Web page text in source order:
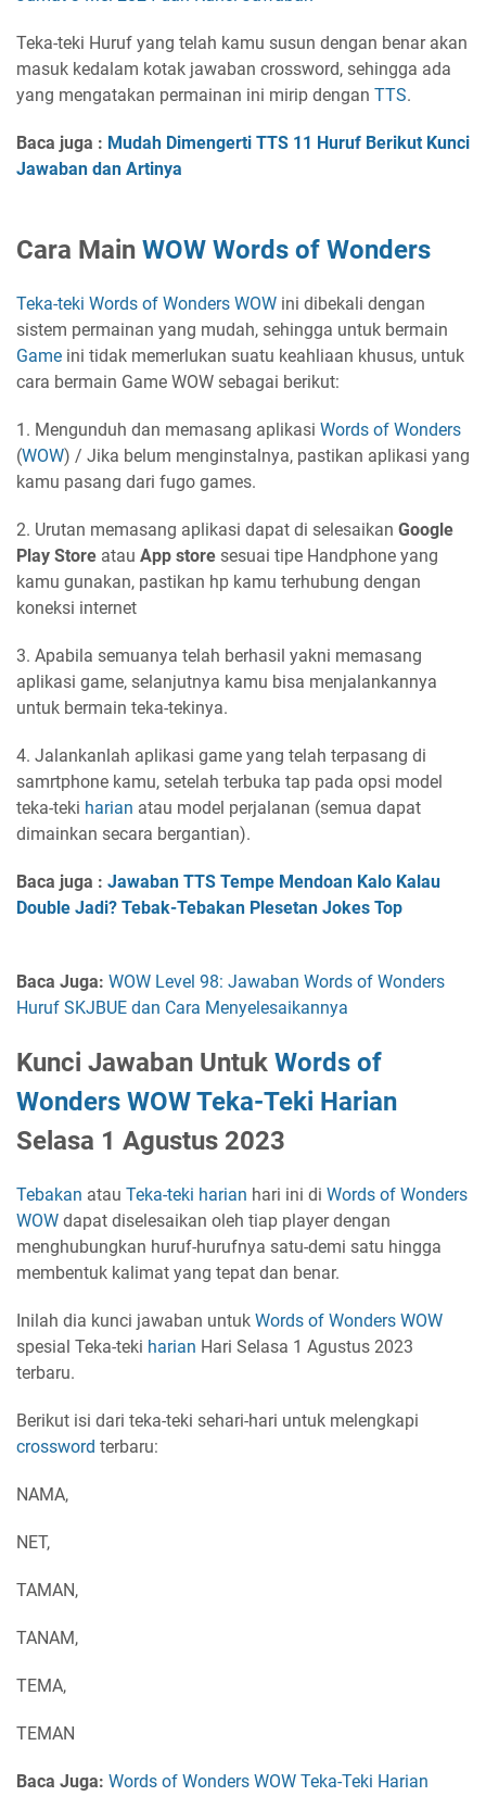
Teka-teki Huruf yang telah kamu susun dengan benar akan
masuk kedalam kotak jawaban crossword, sehingga ada
yang mengatakan permainan ini mirip dengan TTS.
Baca juga : Mudah Dimengerti TTS 11 Huruf Berikut Kunci
Jawaban dan Artinya
Cara Main WOW Words of Wonders
Teka-teki Words of Wonders WOW ini dibekali dengan
sistem permainan yang mudah, sehingga untuk bermain
Game ini tidak memerlukan suatu keahliaan khusus, untuk
cara bermain Game WOW sebagai berikut:
1. Mengunduh dan memasang aplikasi Words of Wonders
(WOW) / Jika belum menginstalnya, pastikan aplikasi yang
kamu pasang dari fugo games.
2. Urutan memasang aplikasi dapat di selesaikan Google
Play Store atau App store sesuai tipe Handphone yang
kamu gunakan, pastikan hp kamu terhubung dengan
koneksi internet
3. Apabila semuanya telah berhasil yakni memasang
aplikasi game, selanjutnya kamu bisa menjalankannya
untuk bermain teka-tekinya.
4. Jalankanlah aplikasi game yang telah terpasang di
samrtphone kamu, setelah terbuka tap pada opsi model
teka-teki harian atau model perjalanan (semua dapat
dimainkan secara bergantian).
Baca juga : Jawaban TTS Tempe Mendoan Kalo Kalau
Double Jadi? Tebak-Tebakan Plesetan Jokes Top
Baca Juga: WOW Level 98: Jawaban Words of Wonders
Huruf SKJBUE dan Cara Menyelesaikannya
Kunci Jawaban Untuk Words of
Wonders WOWTeka-Teki Harian
Selasa 1 Agustus 2023
Tebakan atau Teka-teki harian hari ini di Words of Wonders
WOW dapat diselesaikan oleh tiap player dengan
menghubungkan huruf-hurufnya satu-demi satu hingga
membentuk kalimat yang tepat dan benar.
Inilah dia kunci jawaban untuk Words of Wonders WOW
spesial Teka-teki harian Hari Selasa 1 Agustus 2023
terbaru.
Berikut isi dari teka-teki sehari-hari untuk melengkapi
crossword terbaru:
NAMA,
NET,
TAMAN,
TANAM,
TEMA,
TEMAN
Baca Juga: Words of Wonders WOW Teka-Teki Harian